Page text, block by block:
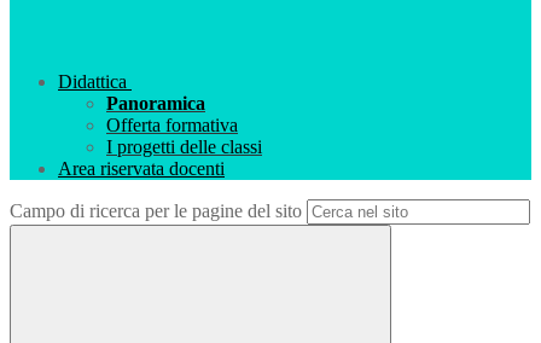
Didattica
Panoramica
Offerta formativa
I progetti delle classi
Area riservata docenti
Campo di ricerca per le pagine del sito